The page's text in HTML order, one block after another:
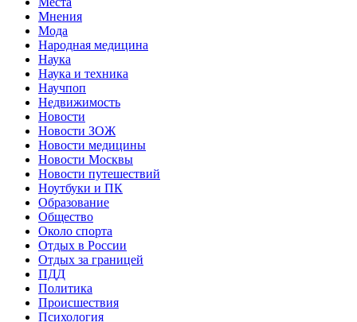
Мнения
Мода
Народная медицина
Наука
Наука и техника
Научпоп
Недвижимость
Новости
Новости ЗОЖ
Новости медицины
Новости Москвы
Новости путешествий
Ноутбуки и ПК
Образование
Общество
Около спорта
Отдых в России
Отдых за границей
ПДД
Политика
Происшествия
Психология